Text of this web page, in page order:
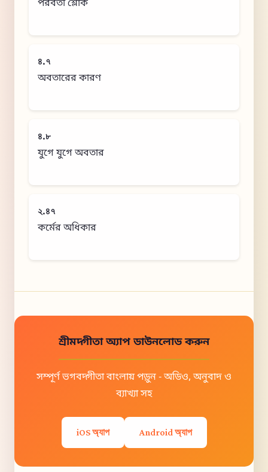
পরবর্তী শ্লোক
৪.৭
অবতারের কারণ
৪.৮
যুগে যুগে অবতার
২.৪৭
কর্মের অধিকার
শ্রীমদ্গীতা অ্যাপ ডাউনলোড করুন
সম্পূর্ণ ভগবদ্গীতা বাংলায় পড়ুন - অডিও, অনুবাদ ও
ব্যাখ্যা সহ
iOS অ্যাপ Android অ্যাপ